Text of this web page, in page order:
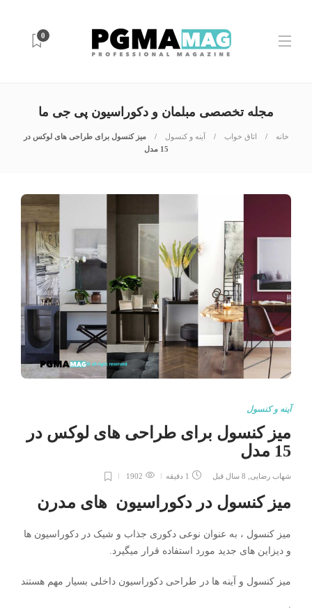
0
مجله تخصصی مبلمان و دکوراسیون پی جی ما
خانه اتاق خواب آینه و کنسول
میز کنسول برای طراحی های لوکس در
15 مدل
آینه و کنسول
میز کنسول برای طراحی های لوکس در
15 مدل
شهاب رضایی 8 سال قبل 1 دقیقه 1902
میز کنسول در دکوراسیون های مدرن
میز کنسول ، به عنوان نوعی دکوری جذاب و شیک در دکوراسیون ها
و دیزاین های جدید مورد استفاده قرار میگیرد.
میز کنسول و آینه ها در طراحی دکوراسیون داخلی بسیار مهم هستند
.